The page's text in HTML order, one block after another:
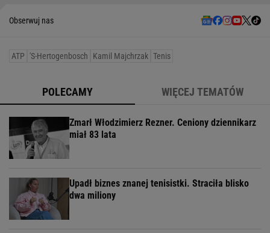
Obserwuj nas
ATP 's-Hertogenbosch Kamil Majchrzak Tenis
POLECAMY WIĘCEJ TEMATÓW
Zmarł Włodzimierz Rezner. Ceniony dziennikarz
miał 83 lata
Upadł biznes znanej tenisistki. Straciła blisko
dwa miliony